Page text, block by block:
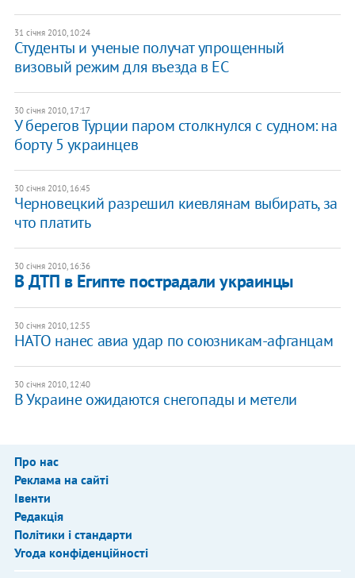
31 січня 2010, 10:24
Студенты и ученые получат упрощенный
визовый режим для въезда в ЕС
30 січня 2010, 17:17
У берегов Турции паром столкнулся с судном: на
борту 5 украинцев
30 січня 2010, 16:45
Черновецкий разрешил киевлянам выбирать, за
что платить
30 січня 2010, 16:36
В ДТП в Египте пострадали украинцы
30 січня 2010, 12:55
НАТО нанес авиа удар по союзникам-афганцам
30 січня 2010, 12:40
В Украине ожидаются снегопады и метели
Про нас
Реклама на сайті
Івенти
Редакція
Політики і стандарти
Угода конфіденційності